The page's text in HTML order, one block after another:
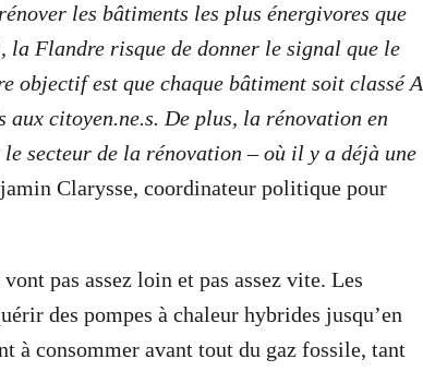
les bâtiments les plus énergivores que
la Flandre risque de donner le signal que le
objectif est que chaque bâtiment soit classé A
citoyen.ne.s. De plus, la rénovation en
secteur de la rénovation – où il y a déjà une
Clarysse, coordinateur politique pour
pas assez loin et pas assez vite. Les
des pompes à chaleur hybrides jusqu’en
à consommer avant tout du gaz fossile, tant